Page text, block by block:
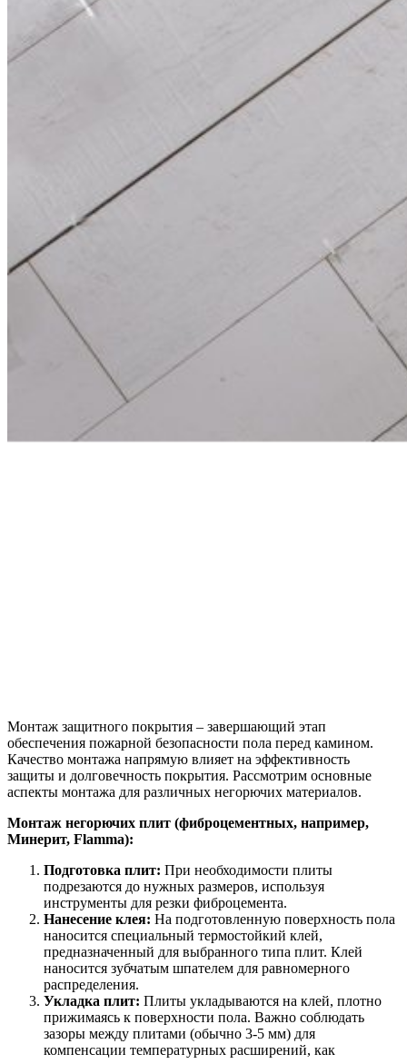
Монтаж защитного покрытия – завершающий этап
обеспечения пожарной безопасности пола перед камином.
Качество монтажа напрямую влияет на эффективность
защиты и долговечность покрытия. Рассмотрим основные
аспекты монтажа для различных негорючих материалов.
Монтаж негорючих плит (фиброцементных, например,
Минерит, Flamma):
Подготовка плит: При необходимости плиты
подрезаются до нужных размеров, используя
инструменты для резки фиброцемента.
Нанесение клея: На подготовленную поверхность пола
наносится специальный термостойкий клей,
предназначенный для выбранного типа плит. Клей
наносится зубчатым шпателем для равномерного
распределения.
Укладка плит: Плиты укладываются на клей, плотно
прижимаясь к поверхности пола. Важно соблюдать
зазоры между плитами (обычно 3-5 мм) для
компенсации температурных расширений, как